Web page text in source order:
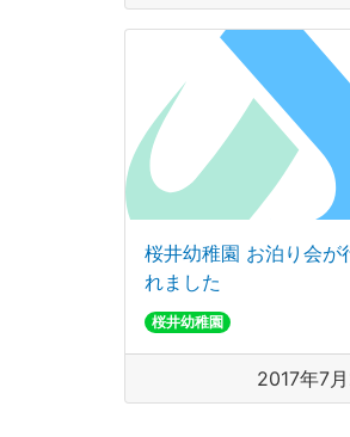
桜井幼稚園 お泊り会が
れました
桜井幼稚園
2017年7